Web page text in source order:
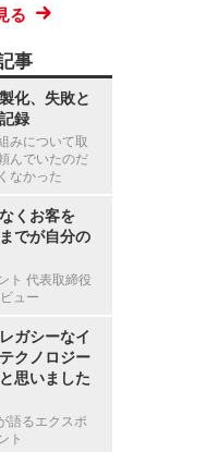
る
事
化、失敗と
録
みについて取
んでいたのだ
なかった
くお客を
でが自分の
ト 代表取締役
ュー
ガシーなイ
クノロジー
思いました
語るエクスポ
ト